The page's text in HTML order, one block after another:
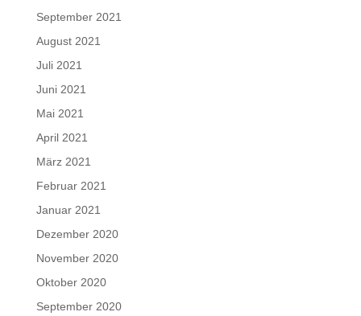
September 2021
August 2021
Juli 2021
Juni 2021
Mai 2021
April 2021
März 2021
Februar 2021
Januar 2021
Dezember 2020
November 2020
Oktober 2020
September 2020